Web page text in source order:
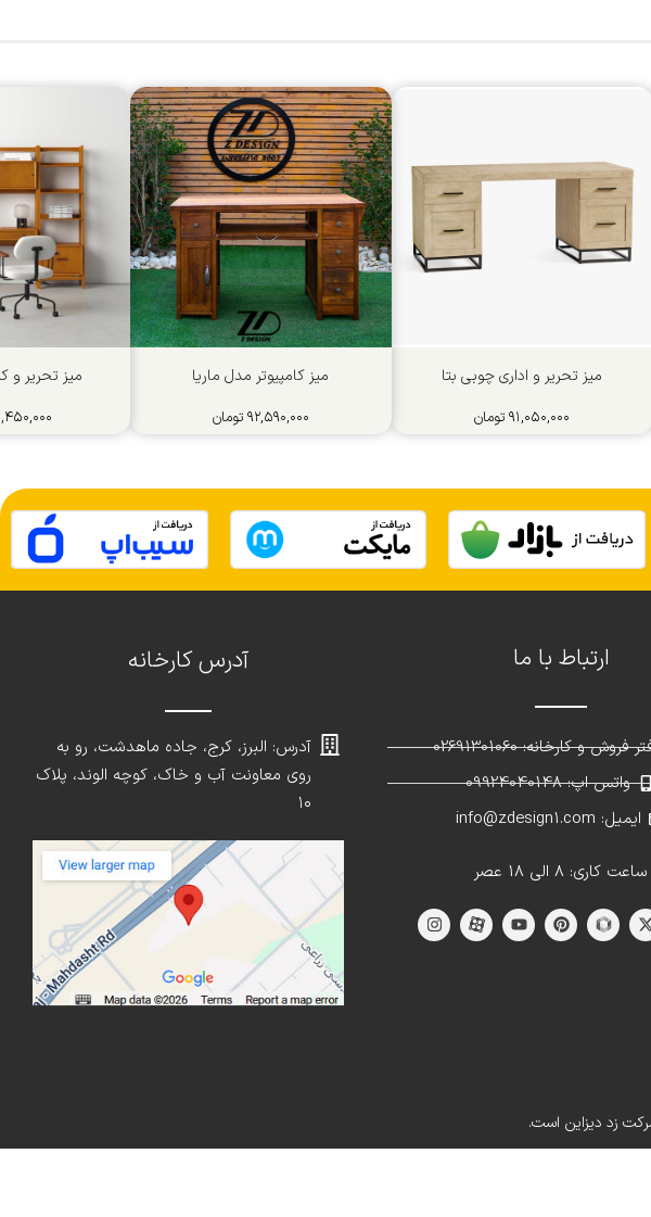
میز تحریر و اداری چوبی بتا
۹۱,۰۵۰,۰۰۰ تومان
میز کامپیوتر مدل ماریا
۹۲,۵۹۰,۰۰۰ تومان
میز تحریر و
ارتباط با ما
فروش و کارخانه: 02691301060
واتس اپ: 09924040148
ایمیل: info@zdesign1.com
ساعت کاری: 8 الی 18 عصر
آدرس کارخانه
آدرس: البرز، کرج، جاده ماهدشت، رو به
روی معاونت آب و خاک، کوچه الوند، پلاک
۱۰